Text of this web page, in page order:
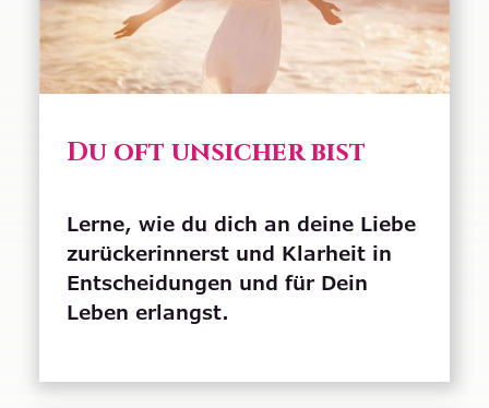
Du oft unsicher bist
Lerne, wie du dich an deine Liebe
zurückerinnerst und Klarheit in
Entscheidungen und für Dein
Leben erlangst.